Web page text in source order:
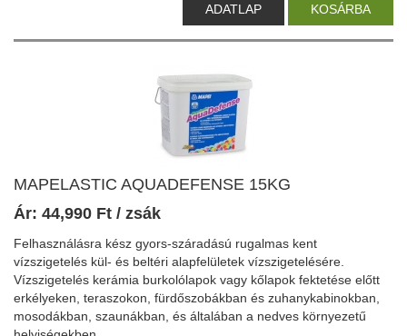
ADATLAP KOSÁRBA
MAPELASTIC AQUADEFENSE 15KG
Ár: 44,990 Ft / zsák
Felhasználásra kész gyors-száradású rugalmas kent
vízszigetelés kül- és beltéri alapfelületek vízszigetelésére.
Vízszigetelés kerámia burkolólapok vagy kőlapok fektetése előtt
erkélyeken, teraszokon, fürdőszobákban és zuhanykabinokban,
mosodákban, szaunákban, és általában a nedves környezetű